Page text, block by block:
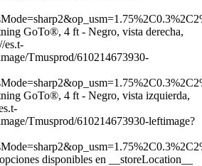
GoTo®, 4 ft - Negro, vista derecha,
es.t-
Tmusprod/610214673930-
GoTo®, 4 ft - Negro, vista izquierda,
Tmusprod/610214673930-leftimage?
is/image/Tmusprod/fg-tmobile-logo?ts=1710994518480&dpr=off "Logotipo de T-Mobile") __Ingresa a tu cuenta.__ Ingresa Continuar como invitado. [__¿Necesitas ayuda para ingresar?__](https://es.account.t-mobile.com/signin/v2/ "Enlace Necesito ayuda para ingresar") [__Crea un T-Mobile ID__](https://es.account.t-mobile.com/signin/v2/ "Crear una ID de T-Mobile") promoLongDescription Hola userName! Te damos la bienvenida a T-Mobile ¡Hola! Te damos la bienvenida a T-Mobile Tienda T-Mobile Experience storeLocation Dirección 22000 Dulles Retail Plaza Suite 182 Sterling, VA 20166 Salta la fila y aprovecha nuestras mejores ofertas y la selección más grande durante tu visita a la tienda. Compra en esta tienda ¿No estás en esta tienda? ## Selecciona una tienda ( mi) , , , Horario de hoy: - [](https://es.t-mobile.com) Configura esta tienda [](https://es.t-mobile.com) [Indicaciones](https://es.t-mobile.com) [Llamar a la tienda](tel:+1-undefined) - ### Horario de atención de la tienda Lunes a sábado - Domingo ## Selecciona una tienda ### Lo sentimos, hubo un problema técnico Los servicios que utilizamos para buscar tiendas según la ubicación no están funcionando en este momento. Busca por ciudad y estado o código postal para comprobar la disponibilidad en tiendas cercanas. No encontramos tiendas de T-Mobile cercanas. Prueba con otra ciudad, estado o código postal para buscar otras tiendas. Vuelve a intentarlo para encontrar la tienda más cercana. ( mi) , , , Horario de hoy: - En existencia Apresúrate, solo quedan unos cuantos [](https://es.t-mobile.com) ( mi) , , , Horario de hoy: - En existencia Apresúrate, solo quedan unos cuantos [](https://es.t-mobile.com) Dulles Retail Pl & Columbia Pl (1.0 mi) 22000 Dulles Retail Plaza Suite 182, Sterling, VA, 20166 Horario de hoy: 11am - 6pm En existencia Apresúrate, solo quedan unos cuantos [](https://es.t-mobile.com) Dulles Town Center (2.7 mi) 21100 Dulles Town Circle G-110, Sterling, VA, 20166 Horario de hoy: 11am - 7pm En existencia Apresúrate, solo quedan unos cuantos [](https://es.t-mobile.com) Reston Pkwy & New Dominion Rd (6.1 mi) 1837 Fountain Dr, Reston, VA, 20190 Horario de hoy: 11am - 6pm En existencia Apresúrate, solo quedan unos cuantos [](https://es.t-mobile.com) Fair Oaks Mall (10.9 mi) 11913U Fair Oaks Mall, Fairfax, VA, 22033 Horario de hoy: 11am - 7pm En existencia Apresúrate, solo quedan unos cuantos [](https://es.t-mobile.com) Tyson's Corner (13.8 mi) 1961 Chain Bridge Rd Ste J008L, McLean, VA, 22102 Horario de hoy: 11am - 7pm En existencia Apresúrate, solo quedan unos cuantos [](https://es.t-mobile.com) Sudley Rd & Streamwalk Ln (14.5 mi) 7305 Sudley Road, Manassas, VA, 20109 Horario de hoy: 11am - 6pm En existencia Apresúrate, solo quedan unos cuantos [](https://es.t-mobile.com) Recoger aquí Recoger aquí # Encuentra una tienda Selecciona un código postal y ciudad válidos __( mi)__ , , , Horario de hoy - [](https://es.t-mobile.com) * * * __Dulles Retail Pl & Columbia Pl (1.0 mi)__ 22000 Dulles Retail Plaza Suite 182, Sterling, VA, 20166 Horario de hoy 10am - 8pm [](https://es.t-mobile.com/store-locator/va/sterling/dulles-retail-pl-columbia-pl) * * * __Dulles Town Center (2.7 mi)__ 21100 Dulles Town Circle G-110, Sterling, VA, 20166 Horario de hoy 11am - 8pm [](https://es.t-mobile.com/store-locator/va/sterling/dulles-town-center) * * * __Reston Pkwy & New Dominion Rd (6.1 mi)__ 1837 Fountain Dr, Reston, VA, 20190 Horario de hoy 10am - 8pm [](https://es.t-mobile.com/store-locator/va/reston/reston-pkwy-new-dominion-rd) * * * __Fair Oaks Mall (10.9 mi)__ 11913U Fair Oaks Mall, Fairfax, VA, 22033 Horario de hoy 10am - 8pm [](https://es.t-mobile.com/store-locator/va/fairfax/fair-oaks-mall) * * * __Tyson's Corner (13.8 mi)__ 1961 Chain Bridge Rd Ste J008L, McLean, VA, 22102 Horario de hoy 10am - 9pm [](https://es.t-mobile.com/store-locator/va/mclean/tysons-corner) * * * __Sudley Rd & Streamwalk Ln (14.5 mi)__ 7305 Sudley Road, Manassas, VA, 20109 Horario de hoy 10am - 9pm [](https://es.t-mobile.com/store-locator/va/manassas/sudley-rd-streamwalk-ln) * * * Selecciona una tienda ## Obtenlo más rápido con la opción de recogerlo en la tienda ¡Recibe tu pedido hoy mismo! Al revisar tu pedido, selecciona Retiro en tienda como método de entrega y empezaremos a preparar tu pedido en la tienda T-Mobile elegible que prefieras. Los accesorios actualmente no están disponibles para retiro en tienda. Recibirás un email cuando tu pedido esté listo para ser recogido y dispondrás de dos días laborales para retirarlo. # Lo sentimos, no eres elegible para esta promoción. De todos modos, puedes realizar la compra y aprovechar la red, los beneficios y las ventajas de T-Mobile. # Agotado Algunos artículos están agotados en storeName Puedes elegir que te envíen el pedido o consultar otros artículos disponibles en la tienda que seleccionaste para recogerlo. Cerrar ## Se eliminarán todos los artículos del carrito Al agregar este producto, se eliminarán los artículos ya agregados a tu carrito. Confirmar Cancelar # Los clientes también compraron Cargando Cargando Cargando Cargando Cargando Cargando Cargando [Aún no hay reseñas \ Precio normal: Precio original$ Precio de oferta$ Precio total: $](https://es.t-mobile.com) Ver 1 promociones Exclusivo por Internet: ahorra un 25% en 3 accesorios o más [![apple Adaptador de corriente con USB-C Apple de 20 W](https://cdn.tmobile.com/content/dam/t-mobile/en-p/accessories/195949537110/195949537110-thumbnail.png) \ apple __Adaptador de corriente con USB-C Apple de 20 W__ \ Aún no hay reseñas \ 4.5 (256) \ 4.5 de 5 estrellas con 256 reseñas \ Aún no hay reseñas \ ![white](https://cdn.tmobile.com/images/png/products/accessories/195949537110/195949537110-swatch.gif) \ Precio normal: Precio original$ Precio de oferta$ Precio total: $ \ Desde $1.67/mes por 12 meses Desde $1.67/mes por 12 meses $0.00 de pago inicial + impuestos a pagar hoy Precio normal: Precio original$